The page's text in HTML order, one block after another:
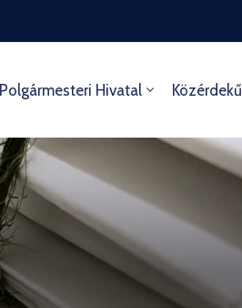
Polgármesteri Hivatal Közérdekű